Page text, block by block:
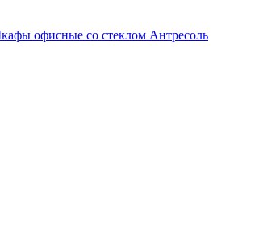
офисные со стеклом Антресоль